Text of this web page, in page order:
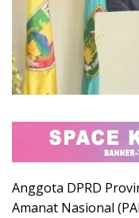
Anggota DPRD
Amanat Nasional